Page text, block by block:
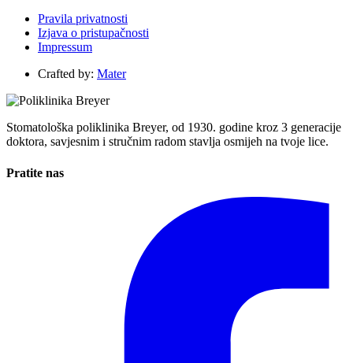
Pravila privatnosti
Izjava o pristupačnosti
Impressum
Crafted by: Mater
Stomatološka poliklinika Breyer, od 1930. godine kroz 3 generacije
doktora, savjesnim i stručnim radom stavlja osmijeh na tvoje lice.
Pratite nas